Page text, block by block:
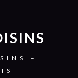
–